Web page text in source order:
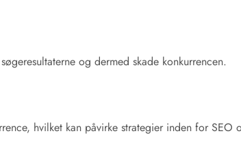
og dermed skade konkurrencen.
hvilket kan påvirke strategier inden for SEO